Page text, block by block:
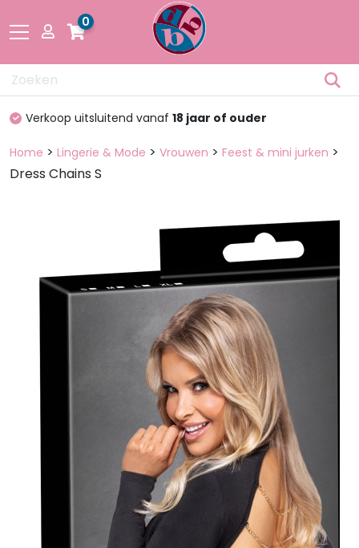
Drogisterij
Pakketten
materiaal
0
100%discreet verpakt
Home > Lingerie & Mode > Vrouwen > Feest & mini jurken >
Dress Chains S